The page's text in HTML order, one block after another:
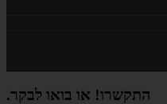
התקשרו! או בואו לבקר.